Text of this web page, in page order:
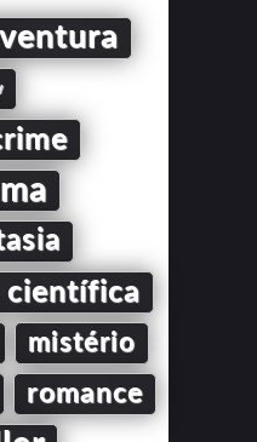
científica
mistério
romance